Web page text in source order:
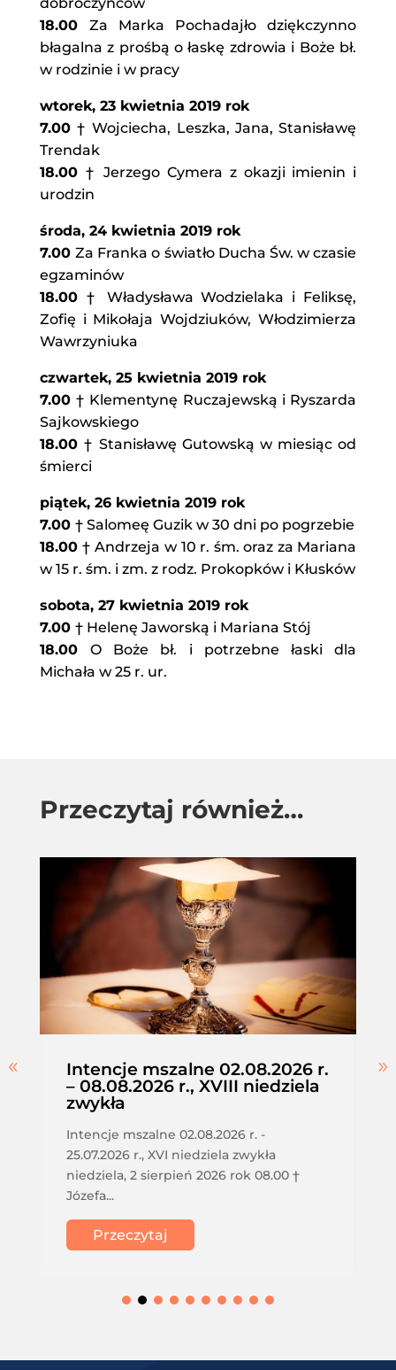
18.00 Za Marka Pochadajło dziękczynno
błagalna z prośbą o łaskę zdrowia i Boże bł.
w rodzinie i w pracy
wtorek, 23 kwietnia 2019 rok
7.00† Wojciecha, Leszka, Jana, Stanisławę
Trendak
18.00 † Jerzego Cymera z okazji imienin i
urodzin
środa, 24 kwietnia 2019 rok
7.00 Za Franka o światło Ducha Św. w czasie
egzaminów
18.00 † Władysława Wodzielaka i Feliksę,
Zofię i Mikołaja Wojdziuków, Włodzimierza
Wawrzyniuka
czwartek, 25 kwietnia 2019 rok
7.00† Klementynę Ruczajewską i Ryszarda
Sajkowskiego
18.00 † Stanisławę Gutowską w miesiąc od
śmierci
piątek, 26 kwietnia 2019 rok
7.00 † Salomeę Guzik w 30 dni po pogrzebie
18.00† Andrzeja w 10 r. śm. oraz za Mariana
w 15 r. śm. i zm. z rodz. Prokopków i Kłusków
sobota, 27 kwietnia 2019 rok
7.00 † Helenę Jaworską i Mariana Stój
18.00 O Boże bł. i potrzebne łaski dla
Michała w 25 r. ur.
Przeczytaj również…
Intencje mszalne 02.08.2026 r.
– 08.08.2026 r., XVIII niedziela
zwykła
Intencje mszalne 02.08.2026 r. -
25.07.2026 r., XVI niedziela zwykła
niedziela, 2 sierpień 2026 rok 08.00 †
Józefa...
Przeczytaj